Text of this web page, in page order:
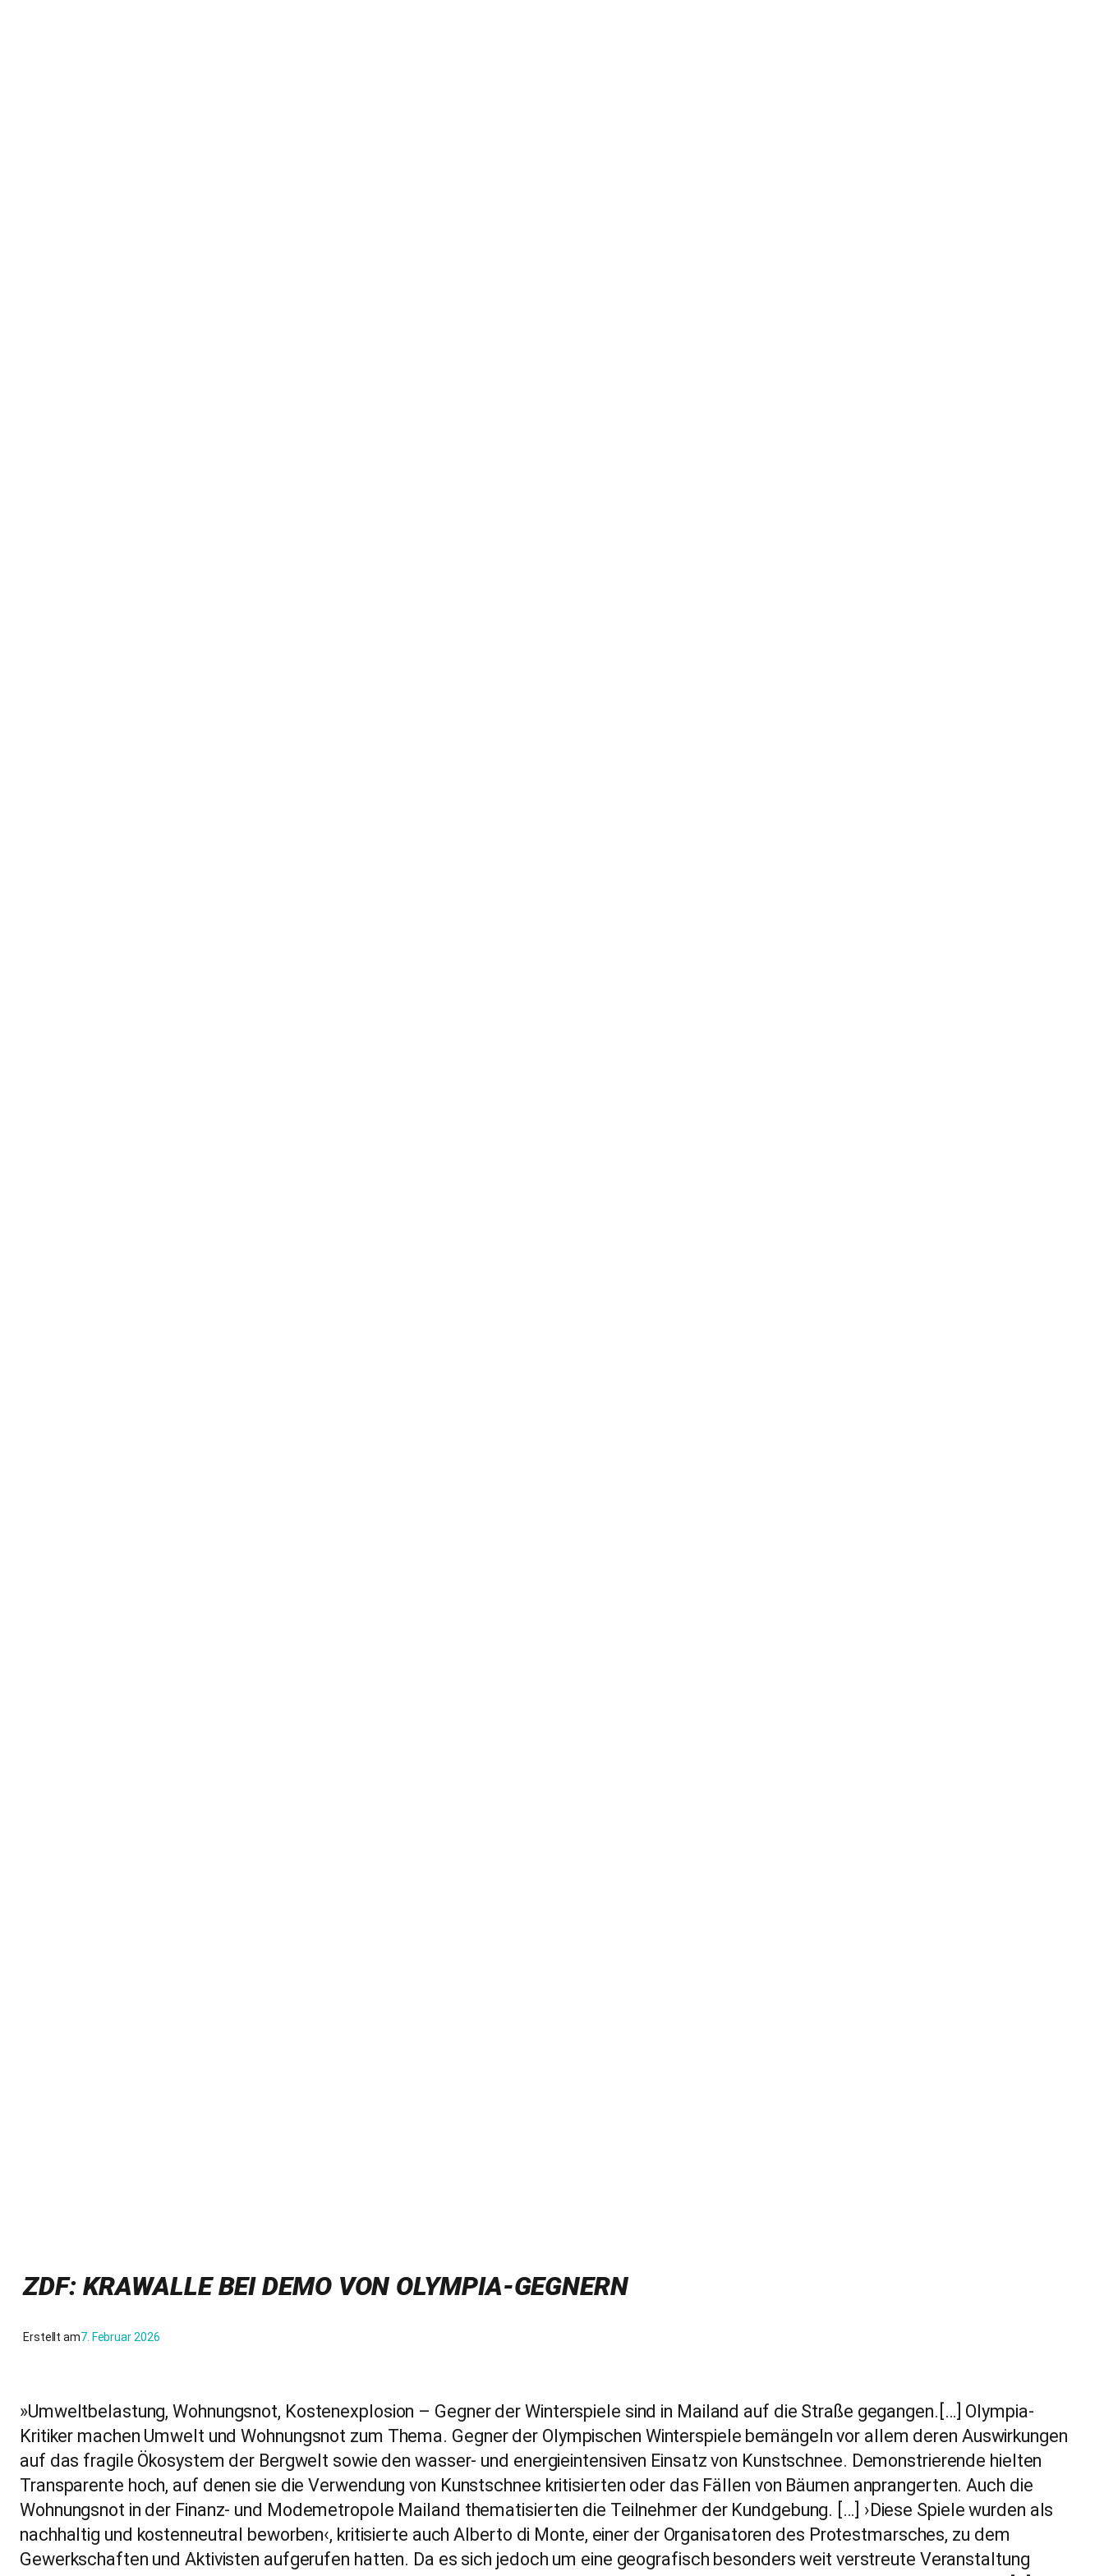
ZDF: KRAWALLE BEI DEMO VON OLYMPIA-GEGNERN
Erstellt am7. Februar 2026
»Umweltbelastung, Wohnungsnot, Kostenexplosion – Gegner der Winterspiele sind in Mailand auf die Straße gegangen.[…] Olympia-
Kritiker machen Umwelt und Wohnungsnot zum Thema. Gegner der Olympischen Winterspiele bemängeln vor allem deren Auswirkungen
auf das fragile Ökosystem der Bergwelt sowie den wasser- und energieintensiven Einsatz von Kunstschnee. Demonstrierende hielten
Transparente hoch, auf denen sie die Verwendung von Kunstschnee kritisierten oder das Fällen von Bäumen anprangerten. Auch die
Wohnungsnot in der Finanz- und Modemetropole Mailand thematisierten die Teilnehmer der Kundgebung. […] ›Diese Spiele wurden als
nachhaltig und kostenneutral beworben‹, kritisierte auch Alberto di Monte, einer der Organisatoren des Protestmarsches, zu dem
Gewerkschaften und Aktivisten aufgerufen hatten. Da es sich jedoch um eine geografisch besonders weit verstreute Veranstaltung